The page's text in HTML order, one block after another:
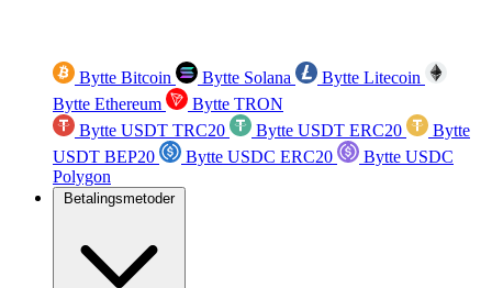
Bytte Bitcoin Bytte Solana
Bytte Litecoin
Bytte Ethereum
Bytte TRON
Bytte USDT TRC20
Bytte USDT ERC20
Bytte
USDT BEP20
Bytte USDC ERC20
Bytte USDC
Polygon
Betalingsmetoder